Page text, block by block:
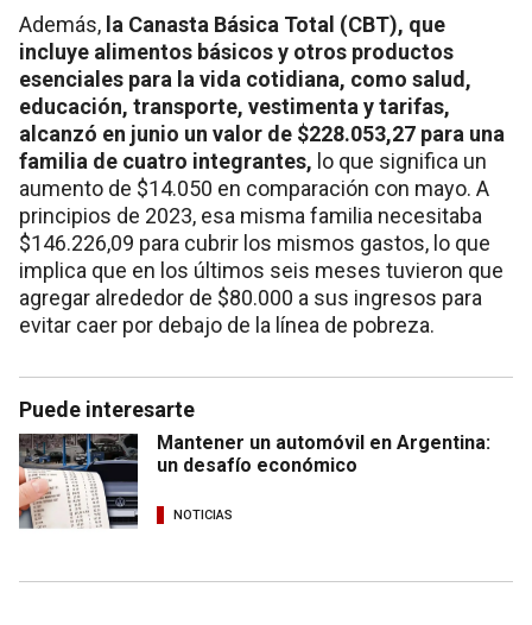
Además, la Canasta Básica Total (CBT), que
incluye alimentos básicos y otros productos
esenciales para la vida cotidiana, como salud,
educación, transporte, vestimenta y tarifas,
alcanzó en junio un valor de $228.053,27 para una
familia de cuatro integrantes, lo que significa un
aumento de $14.050 en comparación con mayo. A
principios de 2023, esa misma familia necesitaba
$146.226,09 para cubrir los mismos gastos, lo que
implica que en los últimos seis meses tuvieron que
agregar alrededor de $80.000 a sus ingresos para
evitar caer por debajo de la línea de pobreza.
Puede interesarte
Mantener un automóvil en Argentina:
un desafío económico
NOTICIAS